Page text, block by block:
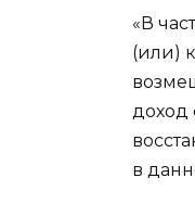
«В
(или)
доход
в